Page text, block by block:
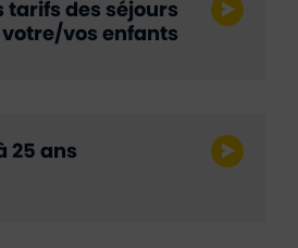
tarifs des séjours
votre/vos enfants
25 ans